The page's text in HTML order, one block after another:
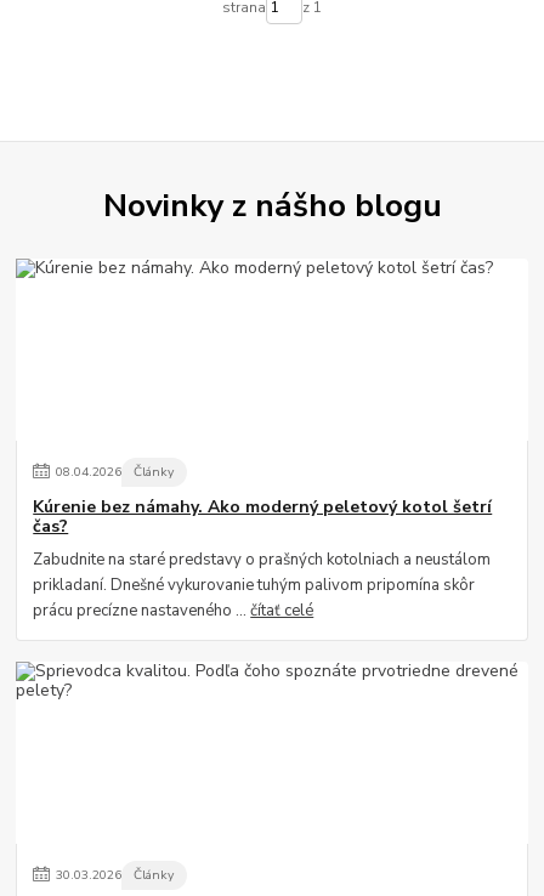
strana z 1
Novinky z nášho blogu
08.04.2026 Články
Kúrenie bez námahy. Ako moderný peletový kotol šetrí
čas?
Zabudnite na staré predstavy o prašných kotolniach a neustálom
prikladaní. Dnešné vykurovanie tuhým palivom pripomína skôr
prácu precízne nastaveného ...čítať celé
30.03.2026 Články